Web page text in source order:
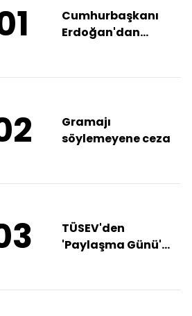
Cumhurbaşkanı
Erdoğan'dan
Gramajı
söylemeyene ceza
TÜSEV'den
'Paylaşma Günü'